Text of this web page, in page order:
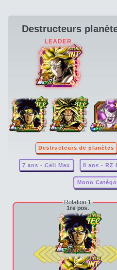
Destructeurs
Destructeurs de planètes
7 ans - Cell Max 8 ans - RZ
Mono
Rotation 1
1re pos.
2e pos.